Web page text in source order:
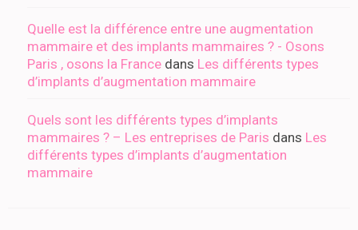
Quelle est la différence entre une augmentation
mammaire et des implants mammaires ? - Osons
Paris , osons la France dans Les différents types
d’implants d’augmentation mammaire
Quels sont les différents types d’implants
mammaires ? – Les entreprises de Paris dans Les
différents types d’implants d’augmentation
mammaire